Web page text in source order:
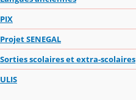
PIX
Projet SENEGAL
Sorties scolaires et extra-scolaires
ULIS